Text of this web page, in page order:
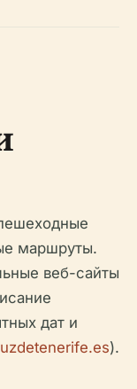
маршруты.
веб-сайты
дат и
).